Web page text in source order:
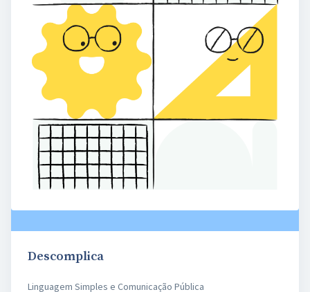
Descomplica
Linguagem Simples e Comunicação Pública